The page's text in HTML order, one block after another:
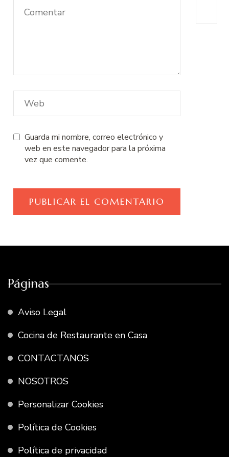
Guarda mi nombre, correo electrónico y
web en este navegador para la próxima
vez que comente.
Páginas
Aviso Legal
Cocina de Restaurante en Casa
CONTACTANOS
NOSOTROS
Personalizar Cookies
Política de Cookies
Política de privacidad